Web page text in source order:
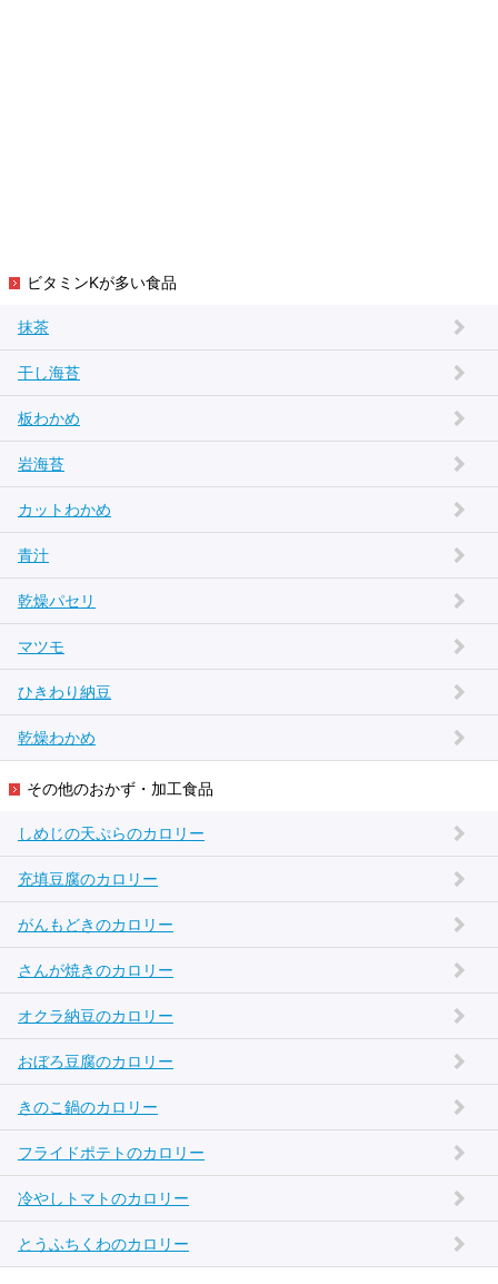
ビタミンKが多い食品
抹茶
干し海苔
板わかめ
岩海苔
カットわかめ
青汁
乾燥パセリ
マツモ
ひきわり納豆
乾燥わかめ
その他のおかず・加工食品
しめじの天ぷらのカロリー
充填豆腐のカロリー
がんもどきのカロリー
さんが焼きのカロリー
オクラ納豆のカロリー
おぼろ豆腐のカロリー
きのこ鍋のカロリー
フライドポテトのカロリー
冷やしトマトのカロリー
とうふちくわのカロリー